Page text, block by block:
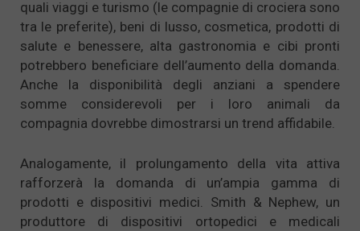
quali viaggi e turismo (le compagnie di crociera sono
tra le preferite), beni di lusso, cosmetica, prodotti di
salute e benessere, alta gastronomia e cibi pronti
potrebbero beneficiare dell’aumento della domanda.
Anche la disponibilità degli anziani a spendere
somme considerevoli per i loro animali da
compagnia dovrebbe dimostrarsi un trend affidabile.
Analogamente, il prolungamento della vita attiva
rafforzerà la domanda di un’ampia gamma di
prodotti e dispositivi medici. Smith & Nephew, un
produttore di dispositivi ortopedici e medicali